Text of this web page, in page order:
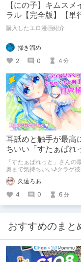
【にの子】キムスメ
ラル【完全版】【単
介】
購入したエロ漫画紹介
掃き溜め
2
0 4 分
耳舐めと触手が最高
ちいい「すたぁぱれ
さんの最新作の紹介
「すたぁぱれっと」さんの
奥まで気持ちいい♪クラゲ彼
ぽり耳舐めぐちゅぐちゅ触
る耳穴捕食』を紹介します。
久遠ろあ
4
0 6 分
おすすめのまと